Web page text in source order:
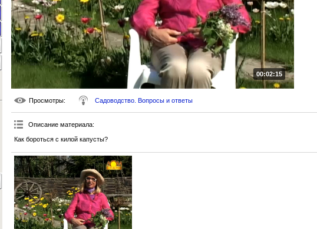
00:02:15
Просмотры: Садоводство. Вопросы и ответы
Описание материала:
Как бороться с килой капусты?